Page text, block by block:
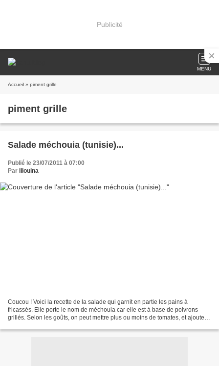
Publicité
MENU
Accueil » piment grille
piment grille
Salade méchouia (tunisie)...
Publié le 23/07/2011 à 07:00
Par lilouina
Coucou ! Voici la recette de la salade qui garnit en partie les pains à
fricassés. Elle porte le nom de méchouia car elle est à base de poivrons
grillés. Selon les goûts, on peut mettre plus ou moins de tomates, et ajouter